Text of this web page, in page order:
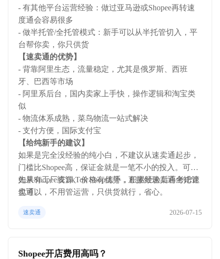
- 有其他平台运营经验：做过亚马逊或Shopee再转速
度通会容易很多
- 做半托管/全托管模式：新手可以从半托管切入，平
台帮你卖，你只供货
【速卖通的优势】
- 背靠阿里生态，流量稳定，尤其是俄罗斯、西班
牙、巴西等市场
- 阿里系后台，国内卖家上手快，操作逻辑和淘宝类
似
- 物流体系成熟，菜鸟物流一站式解决
- 支付方便，国际支付宝
【给纯新手的建议】
如果是完全没经验的纯小白，不建议从速卖通起步，
门槛比Shopee高，保证金就是一笔不小的投入。可以
先从Shopee或TikTok Shop练手，积累经验后再考虑速
卖通。
如果有工厂资源、价格有优势，直接做速卖通全托管
也可以，不用管运营，只供货就行，省心。
速卖通 2026-07-15
Shopee开店费用高吗？